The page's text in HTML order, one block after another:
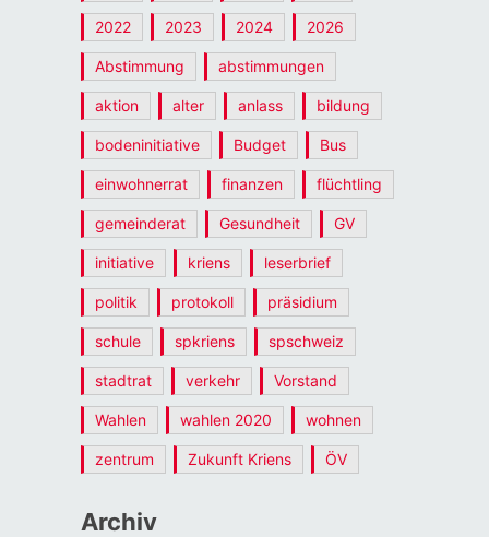
2022 2023 2024 2026
Abstimmung abstimmungen
aktion alter anlass bildung
bodeninitiative Budget Bus
einwohnerrat finanzen flüchtling
gemeinderat Gesundheit GV
initiative kriens leserbrief
politik protokoll präsidium
schule spkriens spschweiz
stadtrat verkehr Vorstand
Wahlen wahlen 2020 wohnen
zentrum Zukunft Kriens ÖV
Archiv